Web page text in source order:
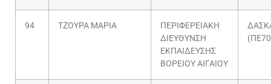
94 ΤΖΟΥΡΑ ΜΑΡΙΑ
ΠΕΡΙΦΕΡΕΙΑΚΗ
ΔΙΕΥΘΥΝΣΗ
ΕΚΠΑΙΔΕΥΣΗΣ
ΒΟΡΕΙΟΥ ΑΙΓΑΙΟΥ